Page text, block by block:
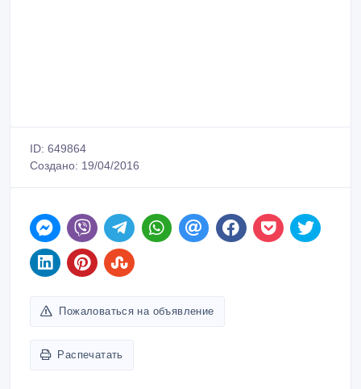
ID: 649864
Создано: 19/04/2016
Пожаловаться на объявление
Распечатать